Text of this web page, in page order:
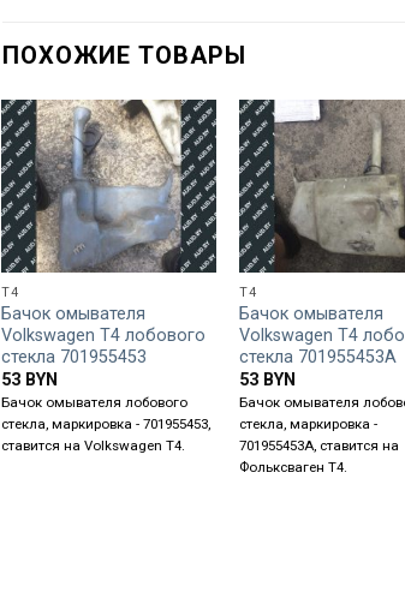
ПОХОЖИЕ ТОВАРЫ
T4
Бачок омывателя
Volkswagen T4 лобового
стекла 701955453
53 BYN
Бачок омывателя лобового
стекла, маркировка - 701955453,
ставится на Volkswagen T4.
T4
Бачок омывателя
Volkswagen T4
стекла 701955453A
53 BYN
Бачок омывателя
стекла, маркировка -
701955453A, ставится на
Фольксваген Т4.